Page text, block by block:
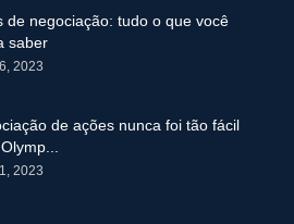
de negociação: tudo o que você
saber
2023
de ações nunca foi tão fácil
2023